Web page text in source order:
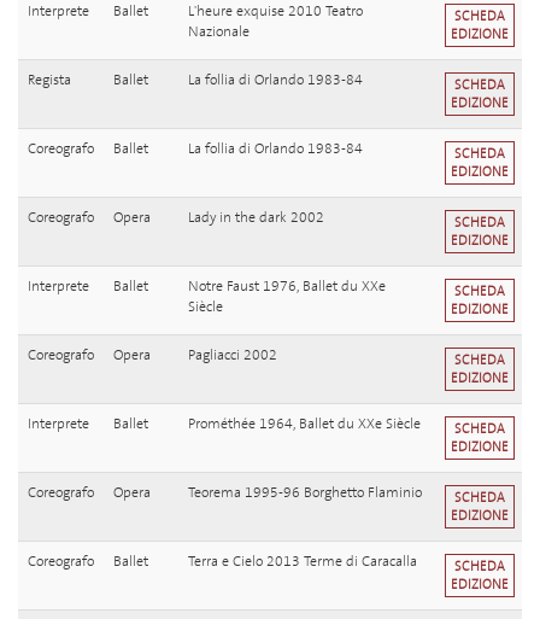
Interprete Ballet
L'heure exquise 2010 Teatro
Nazionale
SCHEDA
EDIZIONE
Regista Ballet La follia di Orlando 1983-84
SCHEDA
EDIZIONE
Coreografo Ballet La follia di Orlando 1983-84
SCHEDA
EDIZIONE
Coreografo Opera Lady in the dark 2002
SCHEDA
EDIZIONE
Interprete Ballet
Notre Faust 1976, Ballet du XXe
Siècle
SCHEDA
EDIZIONE
Coreografo Opera Pagliacci 2002
SCHEDA
EDIZIONE
Interprete Ballet Prométhée 1964, Ballet du XXe Siècle
SCHEDA
EDIZIONE
Coreografo Opera Teorema 1995-96 Borghetto Flaminio
SCHEDA
EDIZIONE
Coreografo Ballet Terra e Cielo 2013 Terme di Caracalla
SCHEDA
EDIZIONE